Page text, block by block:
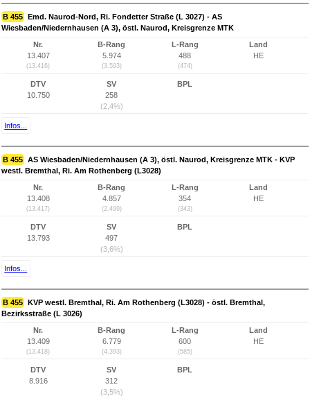
B 455 Emd. Naurod-Nord, Ri. Fondetter Straße (L 3027) - AS
Wiesbaden/Niedernhausen (A 3), östl. Naurod, Kreisgrenze MTK
Nr.
13.407
(13.416)
B-Rang
5.974
(3.593)
L-Rang
488
(474)
Land
HE
DTV
10.750
SV
258
(2,4%)
BPL
Infos...
B 455 AS Wiesbaden/Niedernhausen (A 3), östl. Naurod, Kreisgrenze MTK - KVP
westl. Bremthal, Ri. Am Rothenberg (L3028)
Nr.
13.408
(13.417)
B-Rang
4.857
(2.499)
L-Rang
354
(343)
Land
HE
DTV
13.793
SV
497
(3,6%)
BPL
Infos...
B 455 KVP westl. Bremthal, Ri. Am Rothenberg (L3028) - östl. Bremthal,
Bezirksstraße (L 3026)
Nr.
13.409
(13.418)
B-Rang
6.779
(4.393)
L-Rang
600
(585)
Land
HE
DTV
8.916
SV
312
(3,5%)
BPL